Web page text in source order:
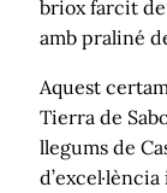
briox farcit
amb praliné
Aquest
Tierra de
llegums de